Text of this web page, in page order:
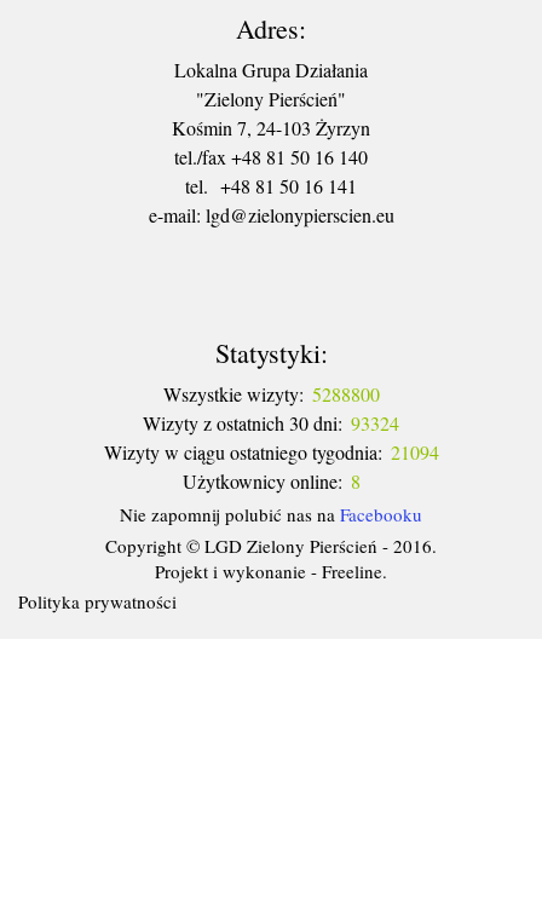
Adres:
Lokalna Grupa Działania
"Zielony Pierścień"
Kośmin 7, 24-103 Żyrzyn
tel./fax +48 81 50 16 140
tel. +48 81 50 16 141
​e-mail: lgd@zielonypierscien.eu
Statystyki:
Wszystkie wizyty: 5288800
Wizyty z ostatnich 30 dni: 93324
Wizyty w ciągu ostatniego tygodnia: 21094
Użytkownicy online: 8
Nie zapomnij polubić nas na Facebooku
Copyright © LGD Zielony Pierścień - 2016.
Projekt i wykonanie - Freeline.
Polityka prywatności